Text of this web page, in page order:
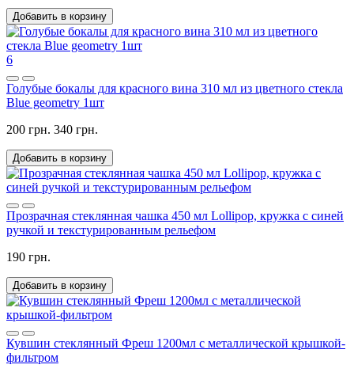
Добавить в корзину
6
Голубые бокалы для красного вина 310 мл из цветного стекла
Blue geometry 1шт
200 грн. 340 грн.
Добавить в корзину
Прозрачная стеклянная чашка 450 мл Lollipop, кружка с синей
ручкой и текстурированным рельефом
190 грн.
Добавить в корзину
Кувшин стеклянный Фреш 1200мл с металлической крышкой-
фильтром